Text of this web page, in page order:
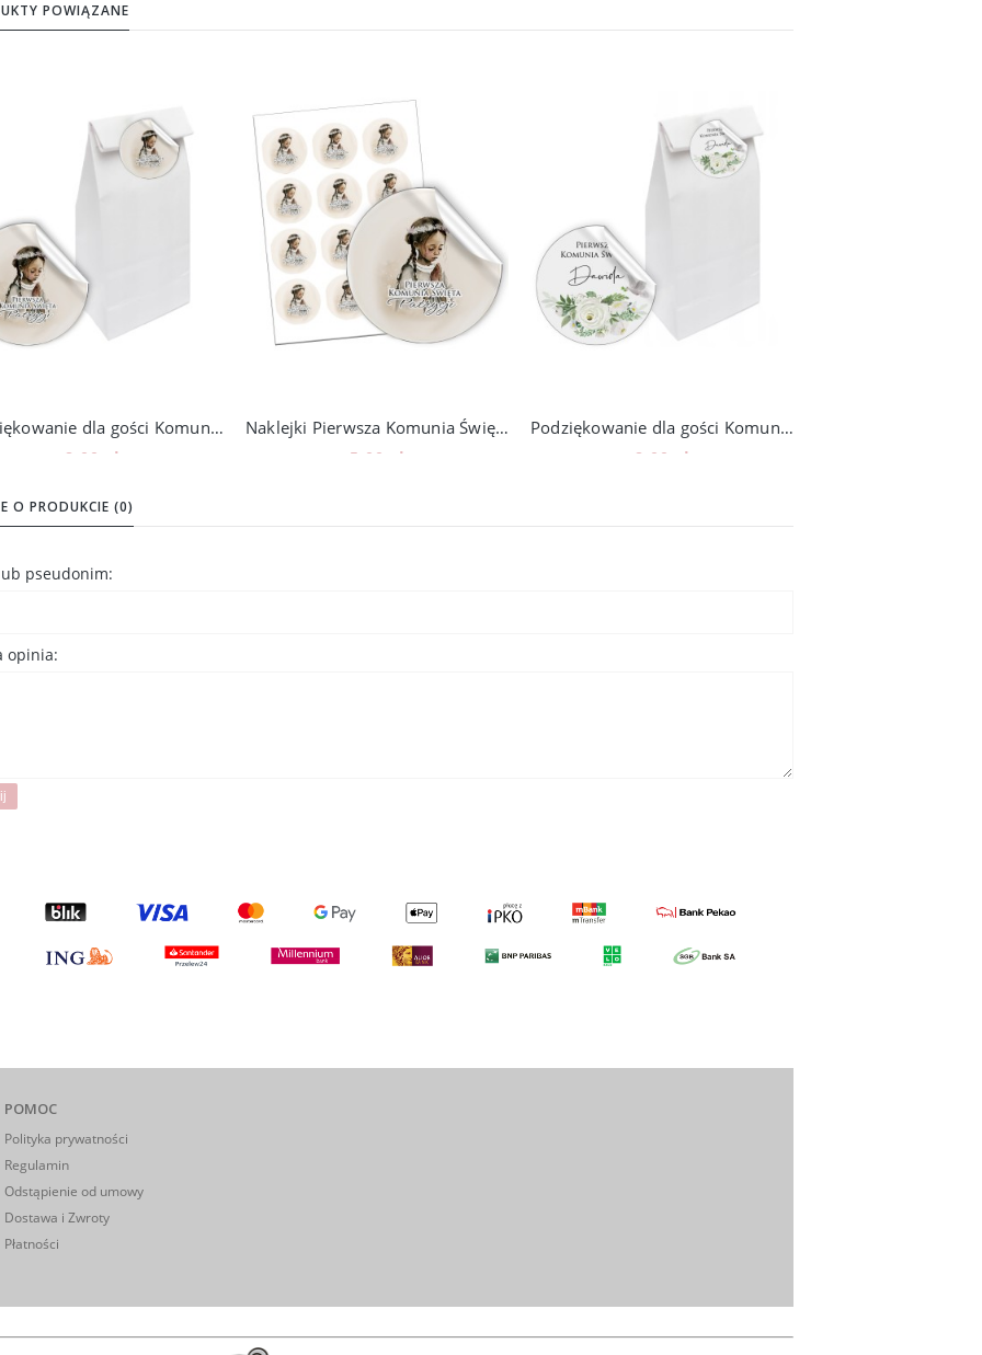
POWIĄZANE
Podziękowanie dla gości Komunia, torebki z naklejką, 12szt, 108_6
8,00 zł
Naklejki Pierwsza Komunia Święta, na zaproszenia, lizaki, miód, 12szt, 108_6
5,00 zł
Podziękowanie dla gości Komunia, torebki z naklejką, 12szt, N_5
8,00 zł
O PRODUKCIE (0)
pseudonim:
opinia:
POMOC
Polityka prywatności
Regulamin
Odstąpienie od umowy
Dostawa i Zwroty
Płatności